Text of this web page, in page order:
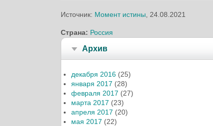
Источник: Момент истины , 24.08.2021
Страна: Россия
Архив
декабря 2016 (25)
января 2017 (28)
февраля 2017 (27)
марта 2017 (23)
апреля 2017 (20)
мая 2017 (22)